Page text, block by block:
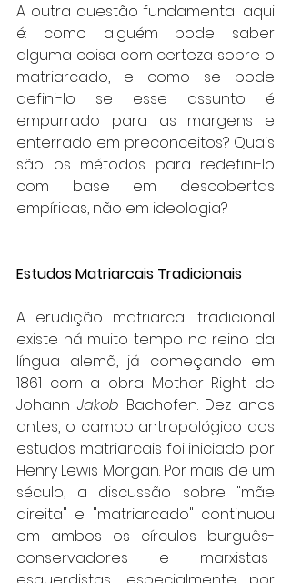
A outra questão fundamental aqui
é: como alguém pode saber
alguma coisa com certeza sobre o
matriarcado, e como se pode
defini-lo se esse assunto é
empurrado para as margens e
enterrado em preconceitos? Quais
são os métodos para redefini-lo
com base em descobertas
empíricas, não em ideologia?
Estudos Matriarcais Tradicionais
A erudição matriarcal tradicional
existe há muito tempo no reino da
língua alemã, já começando em
1861 com a obra Mother Right de
Johann Jakob Bachofen. Dez anos
antes, o campo antropológico dos
estudos matriarcais foi iniciado por
Henry Lewis Morgan. Por mais de um
século, a discussão sobre "mãe
direita" e "matriarcado" continuou
em ambos os círculos burguês-
conservadores e marxistas-